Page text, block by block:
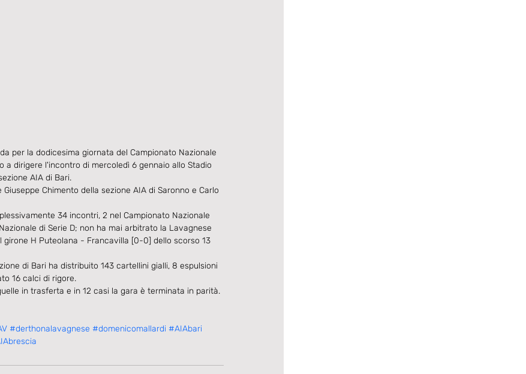
per la dodicesima giornata del Campionato Nazionale
dirigere l'incontro di mercoledì 6 gennaio allo Stadio
AIA di Bari.
Chimento della sezione AIA di Saronno e Carlo
34 incontri, 2 nel Campionato Nazionale
di Serie D; non ha mai arbitrato la Lavagnese
H Puteolana - Francavilla [0-0] dello scorso 13
di Bari ha distribuito 143 cartellini gialli, 8 espulsioni
16 calci di rigore.
in trasferta e in 12 casi la gara è terminata in parità.
#derthonalavagnese #domenicomallardi #AIAbari